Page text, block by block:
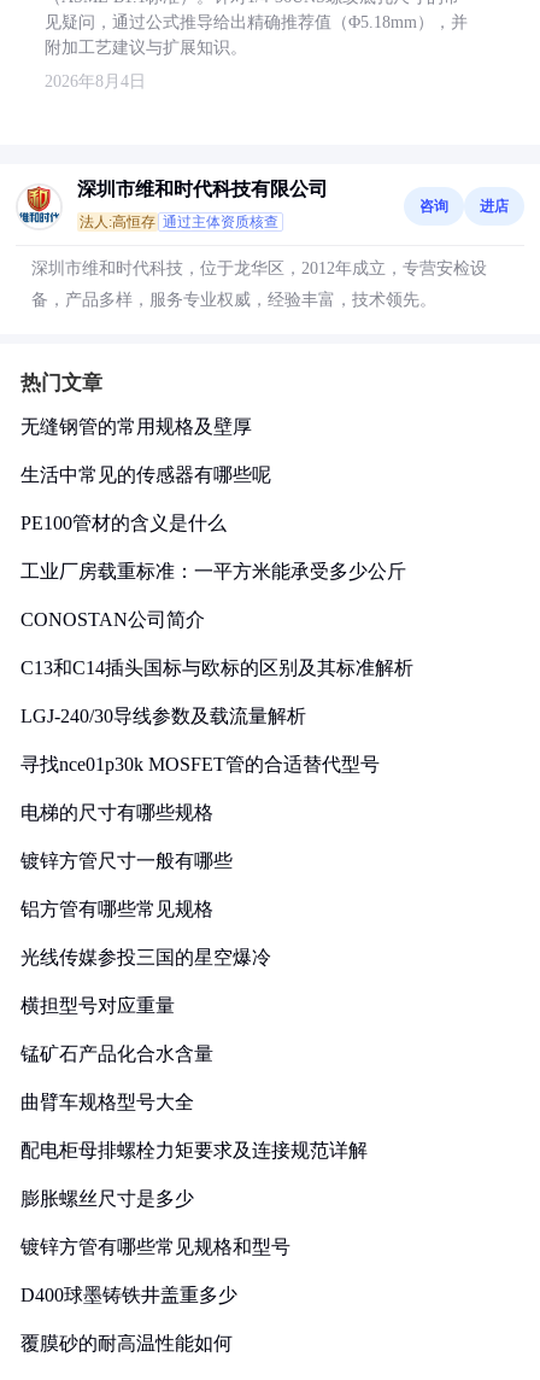
见疑问，通过公式推导给出精确推荐值（Φ5.18mm），并
附加工艺建议与扩展知识。
2026年8月4日
深圳市维和时代科技有限公司
法人:高恒存 通过主体资质核查
咨询 进店
深圳市维和时代科技，位于龙华区，2012年成立，专营安检设
备，产品多样，服务专业权威，经验丰富，技术领先。
热门文章
无缝钢管的常用规格及壁厚
生活中常见的传感器有哪些呢
PE100管材的含义是什么
工业厂房载重标准：一平方米能承受多少公斤
CONOSTAN公司简介
C13和C14插头国标与欧标的区别及其标准解析
LGJ-240/30导线参数及载流量解析
寻找nce01p30k MOSFET管的合适替代型号
电梯的尺寸有哪些规格
镀锌方管尺寸一般有哪些
铝方管有哪些常见规格
光线传媒参投三国的星空爆冷
横担型号对应重量
锰矿石产品化合水含量
曲臂车规格型号大全
配电柜母排螺栓力矩要求及连接规范详解
膨胀螺丝尺寸是多少
镀锌方管有哪些常见规格和型号
D400球墨铸铁井盖重多少
覆膜砂的耐高温性能如何